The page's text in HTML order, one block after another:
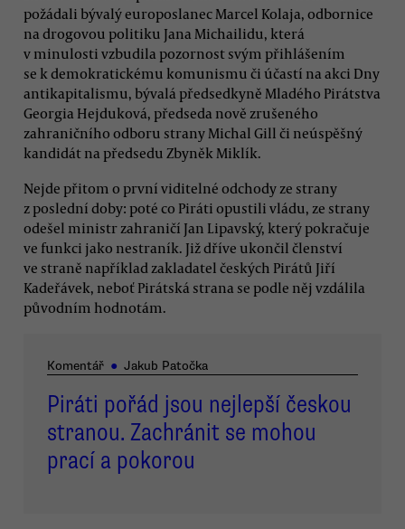
požádali bývalý europoslanec Marcel Kolaja, odbornice
na drogovou politiku Jana Michailidu, která
v minulosti vzbudila pozornost svým přihlášením
se k demokratickému komunismu či účastí na akci Dny
antikapitalismu, bývalá předsedkyně Mladého Pirátstva
Georgia Hejduková, předseda nově zrušeného
zahraničního odboru strany Michal Gill či neúspěšný
kandidát na předsedu Zbyněk Miklík.
Nejde přitom o první viditelné odchody ze strany
z poslední doby: poté co Piráti opustili vládu, ze strany
odešel ministr zahraničí Jan Lipavský, který pokračuje
ve funkci jako nestraník. Již dříve ukončil členství
ve straně například zakladatel českých Pirátů Jiří
Kadeřávek, neboť Pirátská strana se podle něj vzdálila
původním hodnotám.
Komentář ● Jakub Patočka
Piráti pořád jsou nejlepší českou
stranou. Zachránit se mohou
prací a pokorou